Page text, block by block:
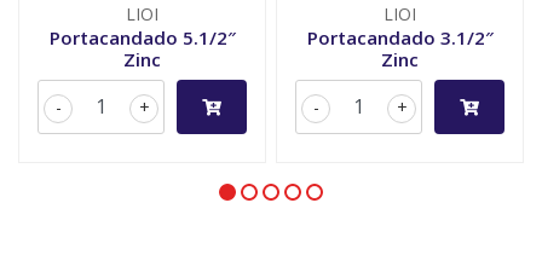
LIOI
Portacandado 5.1/2″
Zinc
+
-
LIOI
Portacandado 3.1/2″
Zinc
+
-